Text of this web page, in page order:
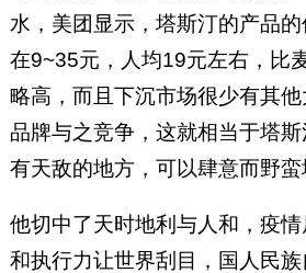
水，美团显示，塔斯汀的产品
在9~35元，人均19元左右，比
略高，而且下沉市场很少有其
品牌与之竞争，这就相当于塔
有天敌的地方，可以肆意而野蛮
他切中了天时地利与人和，疫
和执行力让世界刮目，国人民族